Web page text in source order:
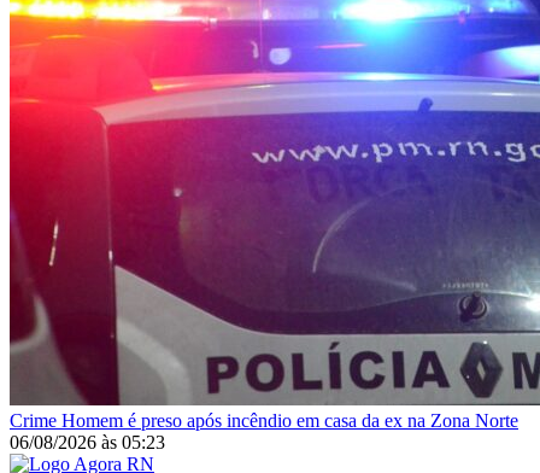
Crime Homem é preso após incêndio em casa da ex na Zona Norte
06/08/2026 às 05:23